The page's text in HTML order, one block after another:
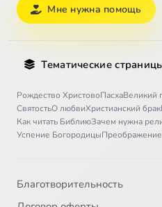
Мне нужна помощь
Тематические
Рождество ХристовоПасхаВеликий
СвятостьО любвиХристианский брак
Как читать БиблиюЗачем нужна
Успение БогородицыПреображение
Благотворительность